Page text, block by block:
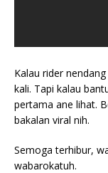
Kalau rider
kali. Tapi kalau
pertama ane lihat.
bakalan viral nih.
Semoga terhibur,
wabarokatuh.